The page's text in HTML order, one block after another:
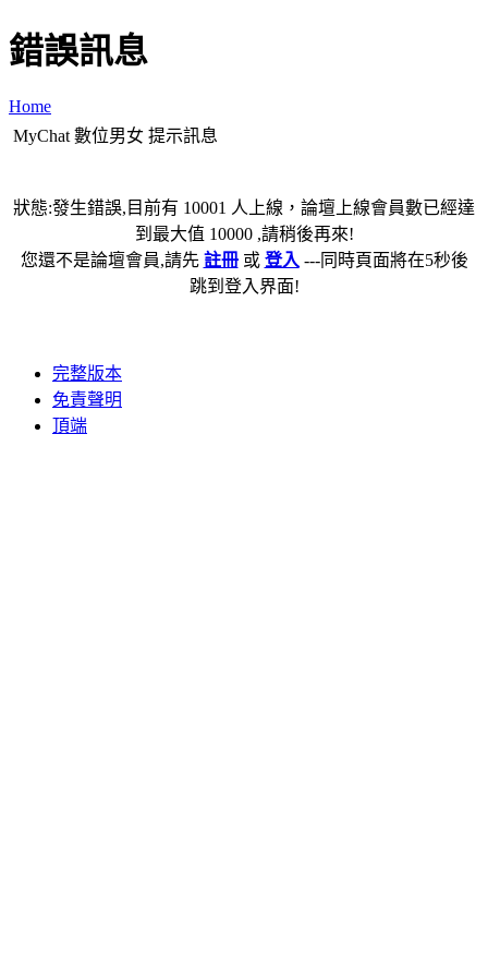
錯誤訊息
Home
MyChat 數位男女 提示訊息
狀態:發生錯誤,目前有 10001 人上線，論壇上線會員數已經達
到最大值 10000 ,請稍後再來!
您還不是論壇會員,請先 註冊或 登入 ---同時頁面將在5秒後
跳到登入界面!
完整版本
免責聲明
頂端